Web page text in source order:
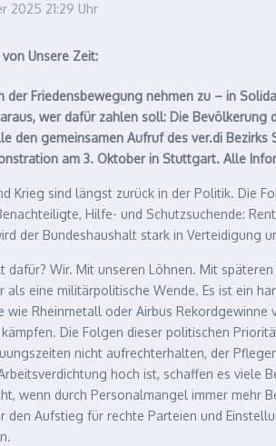
2025 21:29 Uhr
Unsere Zeit:
der Friedensbewegung nehmen zu – in
wer dafür zahlen soll: Die
den gemeinsamen Aufruf des ver.di
am 3. Oktober in Stuttgart. Alle
Krieg sind längst zurück in der Politik. Die
Hilfe- und Schutzsuchende:
der Bundeshaushalt stark in Verteidigung
dafür? Wir. Mit unseren Löhnen. Mit
als eine militärpolitische Wende. Es ist ein
wie Rheinmetall oder Airbus
Die Folgen dieser politischen
nicht aufrechterhalten, der
hoch ist, schaffen es viele
wenn durch Personalmangel immer mehr
den Aufstieg für rechte Parteien und